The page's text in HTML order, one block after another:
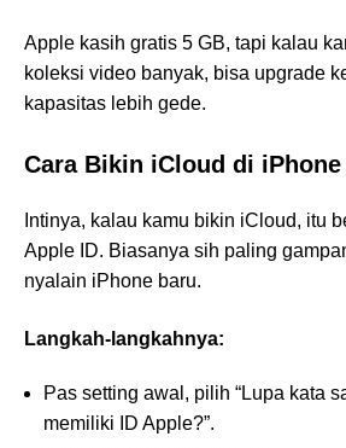
Apple kasih gratis 5 GB, tapi kalau
koleksi video banyak, bisa upgrade
kapasitas lebih gede.
Cara Bikin iCloud di iPhone
Intinya, kalau kamu bikin iCloud, itu
Apple ID. Biasanya sih paling
nyalain iPhone baru.
Langkah-langkahnya:
Pas setting awal, pilih “Lupa kata
memiliki ID Apple?”.